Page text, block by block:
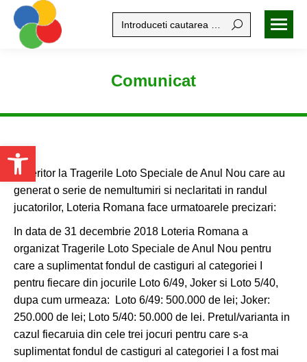
Open toolbar
Search:
Comunicat
Referitor la Tragerile Loto Speciale de Anul Nou care au
generat o serie de nemultumiri si neclaritati in randul
jucatorilor, Loteria Romana face urmatoarele precizari:
In data de 31 decembrie 2018 Loteria Romana a
organizat Tragerile Loto Speciale de Anul Nou pentru
care a suplimentat fondul de castiguri al categoriei I
pentru fiecare din jocurile Loto 6/49, Joker si Loto 5/40,
dupa cum urmeaza: Loto 6/49: 500.000 de lei; Joker:
250.000 de lei; Loto 5/40: 50.000 de lei. Pretul/varianta in
cazul fiecaruia din cele trei jocuri pentru care s-a
suplimentat fondul de castiguri al categoriei I a fost mai